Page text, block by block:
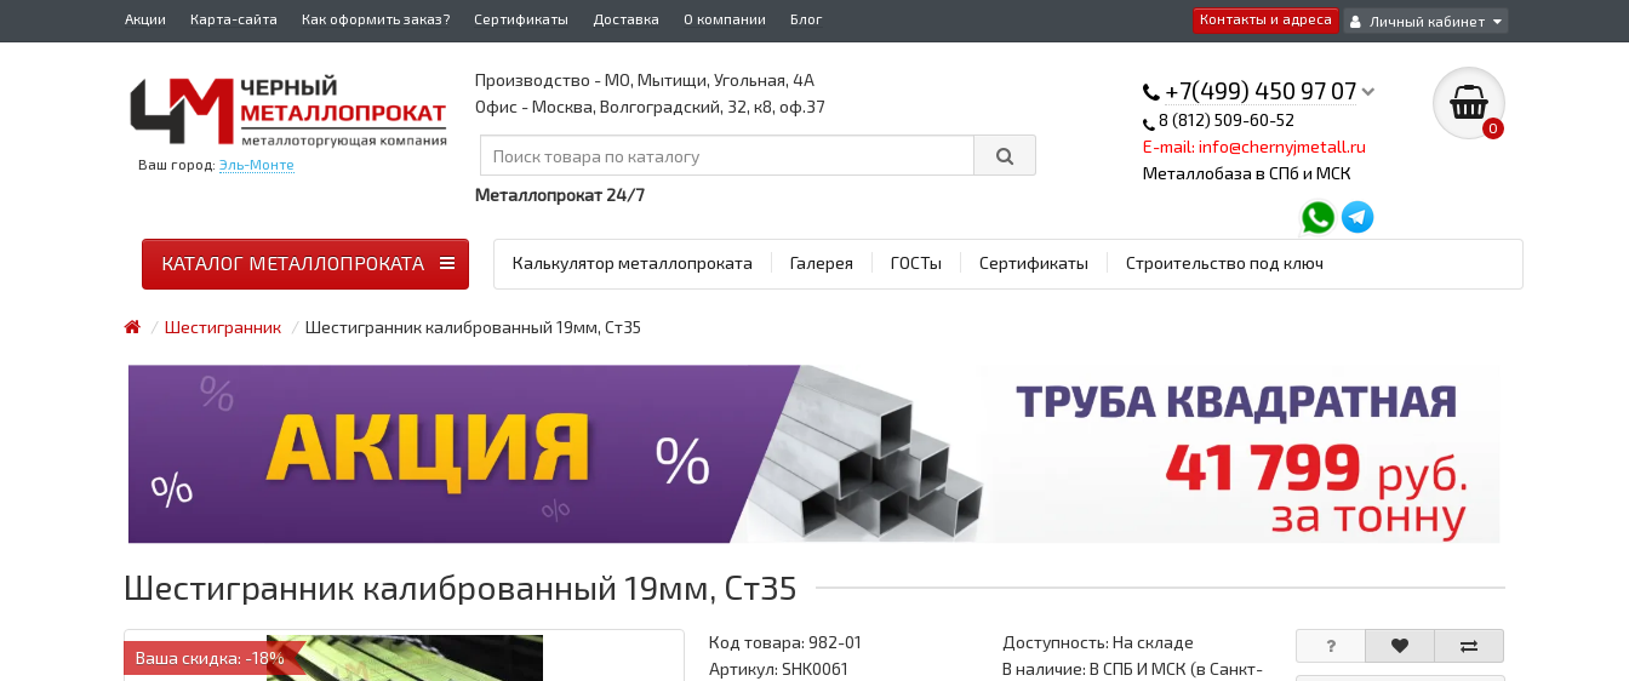
Контакты и адреса Личный кабинет
Акции Карта-сайта Как оформить заказ? Сертификаты Доставка О компании Блог
Ваш город: Эль-Монте
+7(499) 450 97 07
8 (812) 509-60-52
E-mail: info@chernyjmetall.ru
Металлобаза в СПб и МСК
0
Производство - МО, Мытищи, Угольная, 4А
Офис - Москва, Волгоградский, 32, к8, оф.37
Металлопрокат 24/7
Калькулятор металлопроката Галерея ГОСТы Сертификаты Строительство под ключ
КАТАЛОГ МЕТАЛЛОПРОКАТА
Шестигранник Шестигранник калиброванный 19мм, Ст35
Шестигранник калиброванный 19мм, Ст35
Ваша скидка: -18%
Код товара:982-01
Доступность: На складе
Артикул: SHK0061
В наличие: В СПБ И МСК (в Санкт-